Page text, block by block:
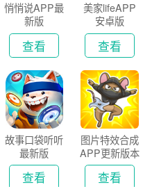
悄悄说APP最
新版
查看
美家lifeAPP
安卓版
查看
故事口袋听听
最新版
查看
图片特效合成
APP更新版本
2026
查看